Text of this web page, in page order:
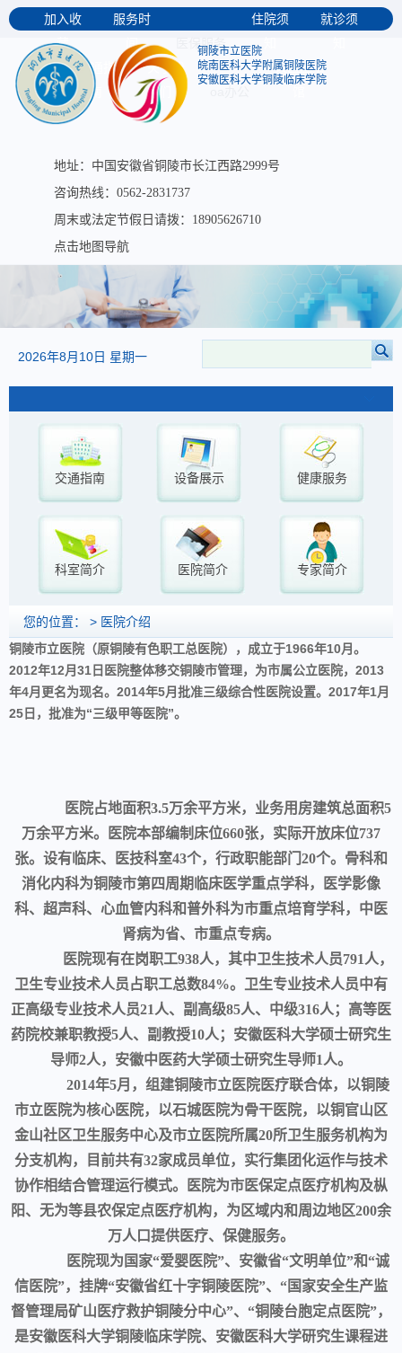
加入收
藏
服务时
间
医保服务
住院须
就诊须
交通指
南
关于我
们
大医图书
铜陵市立医院
皖南医科大学附属铜陵医院
安徽医科大学铜陵临床学院
地址：中国安徽省铜陵市长江西路2999号
咨询热线：0562-2831737
周末或法定节假日请拨：18905626710
点击地图导航
2026年8月10日 星期一
交通指南 健康服务
设备展示
专家简介
科室简介 医院简介
您的位置： > 医院介绍
铜陵市立医院（原铜陵有色职工总医院），成立于1966年10月。
2012年12月31日医院整体移交铜陵市管理，为市属公立医院，2013
年4月更名为现名。2014年5月批准三级综合性医院设置。2017年1月
25日，批准为“三级甲等医院”。
医院占地面积3.5万余平方米，业务用房建筑总面积5
万余平方米。医院本部编制床位660张，实际开放床位737
张。设有临床、医技科室43个，行政职能部门20个。骨科和
消化内科为铜陵市第四周期临床医学重点学科，医学影像
科、超声科、心血管内科和普外科为市重点培育学科，中医
肾病为省、市重点专病。
医院现有在岗职工938人，其中卫生技术人员791人，
卫生专业技术人员占职工总数84%。卫生专业技术人员中有
正高级专业技术人员21人、副高级85人、中级316人；高等医
药院校兼职教授5人、副教授10人；安徽医科大学硕士研究生
导师2人，安徽中医药大学硕士研究生导师1人。
2014年5月，组建铜陵市立医院医疗联合体，以铜陵
市立医院为核心医院，以石城医院为骨干医院，以铜官山区
金山社区卫生服务中心及市立医院所属20所卫生服务机构为
分支机构，目前共有32家成员单位，实行集团化运作与技术
协作相结合管理运行模式。医院为市医保定点医疗机构及枞
阳、无为等县农保定点医疗机构，为区域内和周边地区200余
万人口提供医疗、保健服务。
医院现为国家“爱婴医院”、安徽省“文明单位”和“诚
信医院”，挂牌“安徽省红十字铜陵医院”、“国家安全生产监
督管理局矿山医疗救护铜陵分中心”、“铜陵台胞定点医院”，
是安徽医科大学铜陵临床学院、安徽医科大学研究生课程进